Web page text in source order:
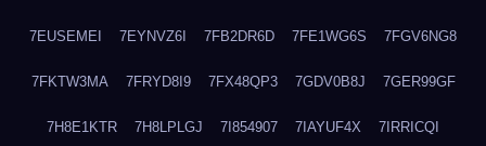
7EUSEMEI 7EYNVZ6I 7FB2DR6D 7FE1WG6S 7FGV6NG8
7FKTW3MA 7FRYD8I9 7FX48QP3 7GDV0B8J 7GER99GF
7H8E1KTR 7H8LPLGJ 7I854907 7IAYUF4X 7IRRICQI